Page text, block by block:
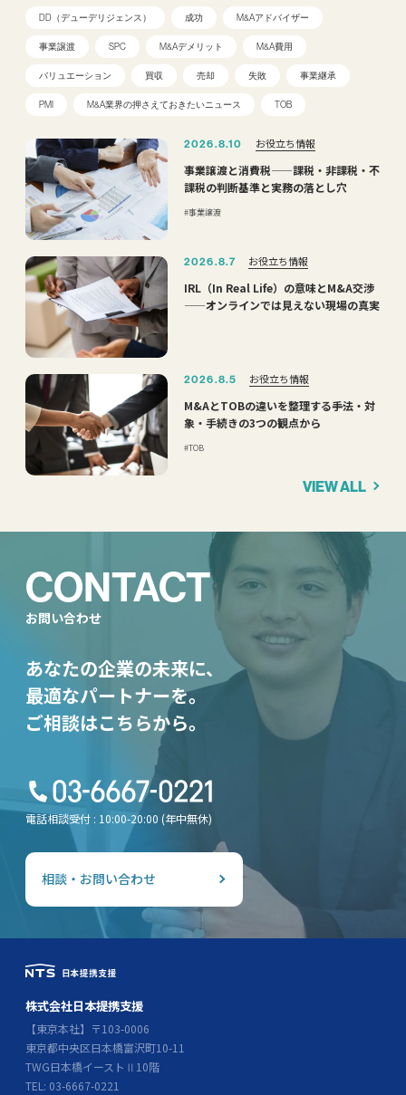
DD（デューデリジェンス） 成功 M&Aアドバイザー
事業譲渡 SPC M&Aデメリット M&A費用
バリュエーション 買収 売却 失敗 事業継承
PMI M&A業界の押さえておきたいニュース TOB
2026.8.10 お役立ち情報
事業譲渡と消費税——課税・非課税・不
課税の判断基準と実務の落とし穴
事業譲渡
2026.8.7 お役立ち情報
IRL（In Real Life）の意味とM&A交渉
——オンラインでは見えない現場の真実
2026.8.5 お役立ち情報
M&AとTOBの違いを整理する――手法・対
象・手続きの3つの観点から
TOB
VIEW ALL
CONTACT
お問い合わせ
あなたの企業の未来に、
最適なパートナーを。
ご相談はこちらから。
電話相談受付 : 10:00-20:00 (年中無休)
相談・お問い合わせ
株式会社日本提携支援
【東京本社】〒103-0006
東京都中央区日本橋富沢町10-11
TWG日本橋イーストⅡ10階
TEL: 03-6667-0221